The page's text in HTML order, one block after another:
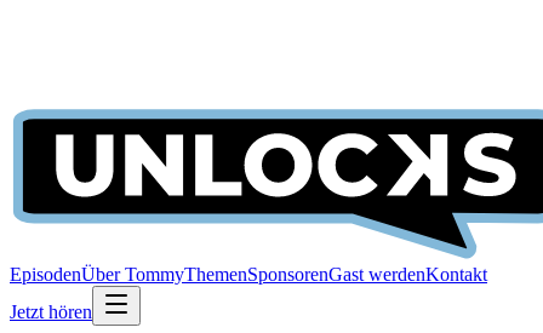
EpisodenÜber TommyThemenSponsorenGast werdenKontakt
Jetzt hören